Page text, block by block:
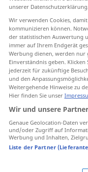
>
antippen)
unserer Datenschutzerklärung.
Wir verwenden Cookies,
kommunizieren können.
der statistischen Auswertung
immer auf Ihrem Endgerät
Werbung dienen, werden nur
Einverständnis geben.
jederzeit für zukünftige
und den
Weitergehende Hinweise zu
Hier finden Sie unser
Wir und unsere
Genaue Geolocation-Daten
und/oder Zugriff auf
Werbung und Inhalten,
Liste der Partner